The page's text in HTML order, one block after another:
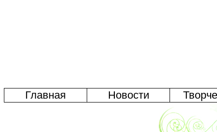
Главная Новости